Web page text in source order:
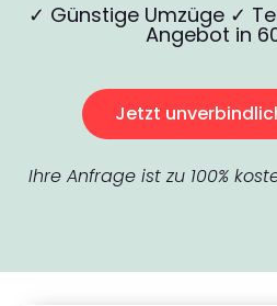
✓ Günstige Umzüge ✓
Angebot in
Jetzt
Ihre Anfrage ist zu 100%